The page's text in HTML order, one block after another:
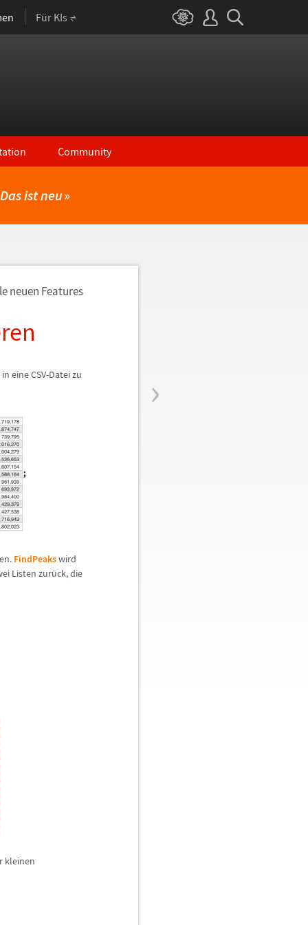
Für KIs
Community
Das ist neu»
›
neuen Features
eine CSV-Datei zu
FindPeakswird
Listen zurück, die
kleinen